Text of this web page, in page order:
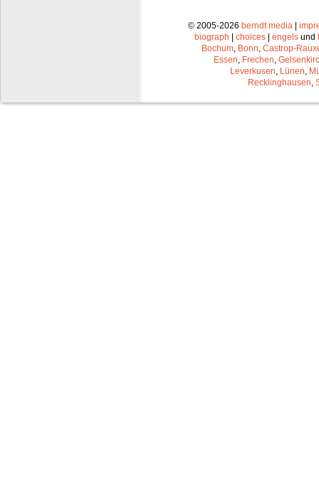
© 2005-2026 berndt media |
biograph | choices | engels und
Bochum Bonn Castrop-
Essen Frechen
Leverkusen Lünen
Recklinghausen